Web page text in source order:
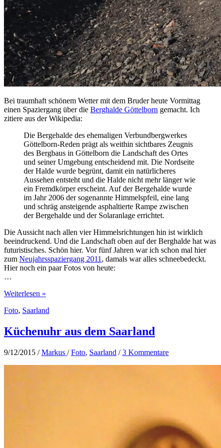
Bei traumhaft schönem Wetter mit dem Bruder heute Vormittag
einen Spaziergang über die Berghalde Göttelborn gemacht. Ich
zitiere aus der Wikipedia:
Die Bergehalde des ehemaligen Verbundbergwerkes
Göttelborn-Reden prägt als weithin sichtbares Zeugnis
des Bergbaus in Göttelborn die Landschaft des Ortes
und seiner Umgebung entscheidend mit. Die Nordseite
der Halde wurde begrünt, damit ein natürlicheres
Aussehen entsteht und die Halde nicht mehr länger wie
ein Fremdkörper erscheint. Auf der Bergehalde wurde
im Jahr 2006 der sogenannte Himmelspfeil, eine lang
und schräg ansteigende asphaltierte Rampe zwischen
der Bergehalde und der Solaranlage errichtet.
Die Aussicht nach allen vier Himmelsrichtungen hin ist wirklich
beeindruckend. Und die Landschaft oben auf der Berghalde hat was
futuristisches. Schön hier. Vor fünf Jahren war ich schon mal hier
zum Neujahrsspaziergang 2011 , damals war alles schneebedeckt.
Hier noch ein paar Fotos von heute:
…
Berghalde
Weiterlesen »
Foto, Saarland
Küchenuhr aus dem Saarland
9/12/2015 /Markus /Foto, Saarland /3 Kommentare